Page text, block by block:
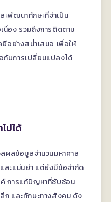
ะพัฒนาทักษะที่จำเป็น
นื่อง รวมถึงการติดตาม
ยีอย่างสม่ำเสมอ เพื่อให้
บการเปลี่ยนแปลงได้
ม่ได้
ผลข้อมูลจำนวนมหาศาล
ละแม่นยำ แต่ยังมีข้อจำกัด
การแก้ปัญหาที่ซับซ้อน
ก และทักษะทางสังคม ดัง